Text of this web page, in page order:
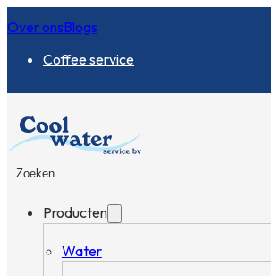
Over onsBlogs
Coffee service
Zoeken
Producten
Water